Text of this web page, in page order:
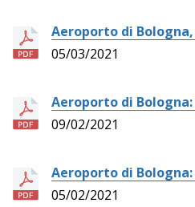
Aeroporto di
05/03/2021
Aeroporto di
09/02/2021
Aeroporto di
05/02/2021